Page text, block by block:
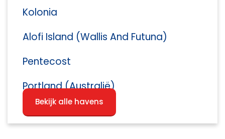
Kolonia
Alofi Island (Wallis And Futuna)
Pentecost
Portland (Australië)
Bekijk alle havens